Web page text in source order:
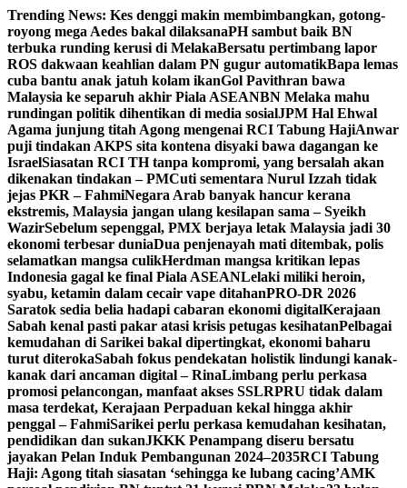
Skip
to
content
Trending News: Kes denggi makin membimbangkan, gotong-
royong mega Aedes bakal dilaksanaPH sambut baik BN
terbuka runding kerusi di MelakaBersatu pertimbang lapor
ROS dakwaan keahlian dalam PN gugur automatikBapa lemas
cuba bantu anak jatuh kolam ikanGol Pavithran bawa
Malaysia ke separuh akhir Piala ASEANBN Melaka mahu
rundingan politik dihentikan di media sosialJPM Hal Ehwal
Agama junjung titah Agong mengenai RCI Tabung HajiAnwar
puji tindakan AKPS sita kontena disyaki bawa dagangan ke
IsraelSiasatan RCI TH tanpa kompromi, yang bersalah akan
dikenakan tindakan – PMCuti sementara Nurul Izzah tidak
jejas PKR – FahmiNegara Arab banyak hancur kerana
ekstremis, Malaysia jangan ulang kesilapan sama – Syeikh
WazirSebelum sepenggal, PMX berjaya letak Malaysia jadi 30
ekonomi terbesar duniaDua penjenayah mati ditembak, polis
selamatkan mangsa culikHerdman mangsa kritikan lepas
Indonesia gagal ke final Piala ASEANLelaki miliki heroin,
syabu, ketamin dalam cecair vape ditahanPRO-DR 2026
Saratok sedia belia hadapi cabaran ekonomi digitalKerajaan
Sabah kenal pasti pakar atasi krisis petugas kesihatanPelbagai
kemudahan di Sarikei bakal dipertingkat, ekonomi baharu
turut diterokaSabah fokus pendekatan holistik lindungi kanak-
kanak dari ancaman digital – RinaLimbang perlu perkasa
promosi pelancongan, manfaat akses SSLRPRU tidak dalam
masa terdekat, Kerajaan Perpaduan kekal hingga akhir
penggal – FahmiSarikei perlu perkasa kemudahan kesihatan,
pendidikan dan sukanJKKK Penampang diseru bersatu
jayakan Pelan Induk Pembangunan 2024–2035RCI Tabung
Haji: Agong titah siasatan ‘sehingga ke lubang cacing’AMK